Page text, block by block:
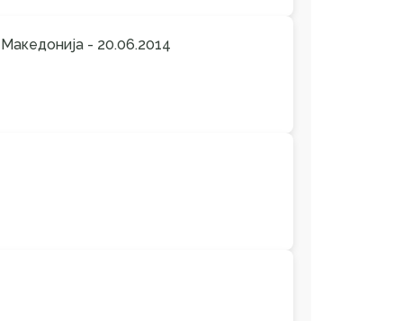
- 20.06.2014